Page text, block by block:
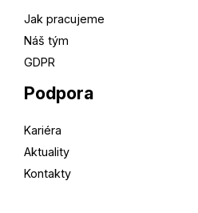
Jak pracujeme
Náš tým
GDPR
Podpora
Kariéra
Aktuality
Kontakty